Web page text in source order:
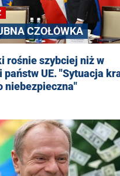
CZOŁÓWKA
rośnie szybciej niż w
państw UE. "Sytuacja
niebezpieczna"